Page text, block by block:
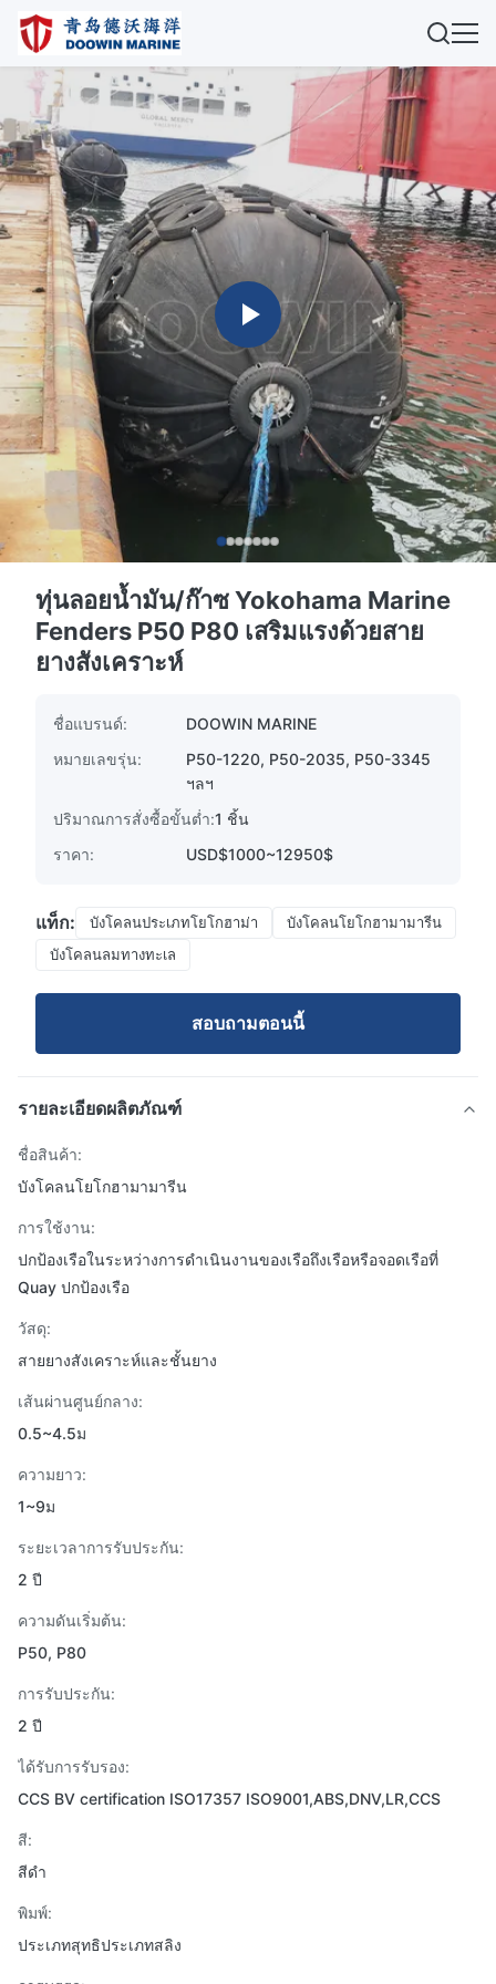
ทุ่นลอยน้ำมัน/ก๊าซ Yokohama Marine
Fenders P50 P80 เสริมแรงด้วยสาย
ยางสังเคราะห์
ชื่อแบรนด์:
DOOWIN MARINE
หมายเลขรุ่น:
P50-1220, P50-2035, P50-3345
ฯลฯ
ปริมาณการสั่งซื้อขั้นต่ำ:1 ชิ้น
ราคา:
USD$1000~12950$
แท็ก: บังโคลนประเภทโยโกฮาม่า
บังโคลนโยโกฮามามารีน
บังโคลนลมทางทะเล
สอบถามตอนนี้
รายละเอียดผลิตภัณฑ์
ชื่อสินค้า:
บังโคลนโยโกฮามามารีน
การใช้งาน:
ปกป้องเรือในระหว่างการดำเนินงานของเรือถึงเรือหรือจอดเรือที่
Quay ปกป้องเรือ
วัสดุ:
สายยางสังเคราะห์และชั้นยาง
เส้นผ่านศูนย์กลาง:
0.5~4.5ม
ความยาว:
1~9ม
ระยะเวลาการรับประกัน:
2 ปี
ความดันเริ่มต้น:
P50, P80
การรับประกัน:
2 ปี
ได้รับการรับรอง:
CCS BV certification ISO17357 ISO9001,ABS,DNV,LR,CCS
สี:
สีดำ
พิมพ์:
ประเภทสุทธิประเภทสลิง